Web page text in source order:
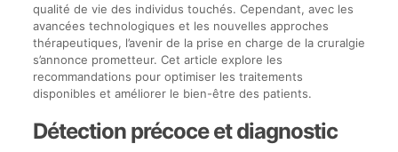
qualité de vie des individus touchés. Cependant, avec les
avancées technologiques et les nouvelles approches
thérapeutiques, l’avenir de la prise en charge de la cruralgie
s’annonce prometteur. Cet article explore les
recommandations pour optimiser les traitements
disponibles et améliorer le bien-être des patients.
Détection précoce et diagnostic